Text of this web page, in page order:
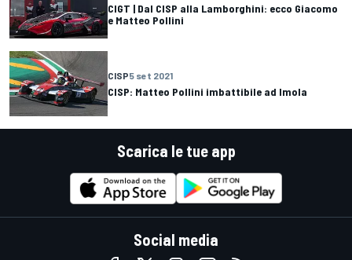
CIGT | Dal CISP alla Lamborghini: ecco Giacomo
e Matteo Pollini
CISP5 set 2021
CISP: Matteo Pollini imbattibile ad Imola
Scarica le tue app
Social media